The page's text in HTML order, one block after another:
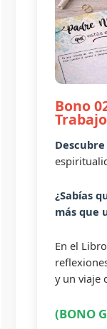
Bono
Descubre
¿Sabías
más que
En el
y un viaje
(BONO